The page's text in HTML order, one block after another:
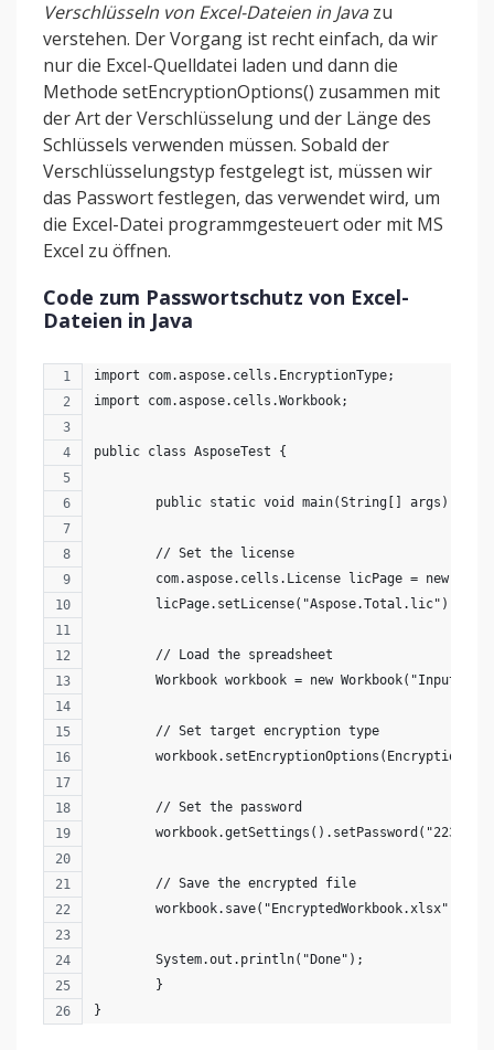
Verschlüsseln von Excel-Dateien in Javazu
verstehen. Der Vorgang ist recht einfach, da wir
nur die Excel-Quelldatei laden und dann die
Methode setEncryptionOptions() zusammen mit
der Art der Verschlüsselung und der Länge des
Schlüssels verwenden müssen. Sobald der
Verschlüsselungstyp festgelegt ist, müssen wir
das Passwort festlegen, das verwendet wird, um
die Excel-Datei programmgesteuert oder mit MS
Excel zu öffnen.
Code zum Passwortschutz von Excel-
Dateien in Java
import com.aspose.cells.EncryptionType;
import com.aspose.cells.Workbook;
public class AsposeTest {
public static void main(String[] args)
        // Set the license
com.aspose.cells.License licPage = new
        licPage.setLicense("Aspose.Total.lic");
        // Load the spreadsheet
Workbook workbook = new
        // Set target encryption type
        // Set the password
        // Save the encrypted file
        workbook.save("EncryptedWorkbook.xlsx");
        System.out.println("Done");
	}
}